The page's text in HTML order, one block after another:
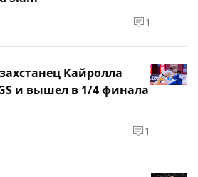
1
Кайролла
и вышел в 1/4 финала
1